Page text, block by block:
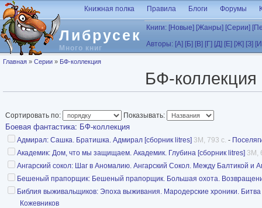
Перейти к основному содержанию
Либрусек
Много книг
Книжная полка Правила Блоги Форумы
Книги: [Новые] [Жанры] [Серии]
Авторы: [А] [Б] [В] [Г] [Д] [Е] [Ж] [З]
Вы здесь
Главная » Серии » БФ-коллекция
БФ-коллекция
Сортировать по: Показывать:
Боевая фантастика: БФ-коллекция
Адмирал: Сашка. Братишка. Адмирал [сборник litres] 3M, 793 с. -
Академик: Дом, что мы защищаем. Академик. Глубина [сборник litres] 3M,
Ангарский сокол: Шаг в Аномалию. Ангарский Сокол. Между Балтикой и
Бешеный прапорщик: Бешеный прапорщик. Большая охота.
Библия выживальщиков: Эпоха выживания. Мародерские хроники. Битва
Кожевников